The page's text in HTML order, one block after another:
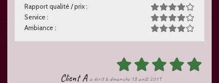
Rapport qualité / prix :
Service :
Ambiance :
Client A a écrit le dimanche 18 août 2019